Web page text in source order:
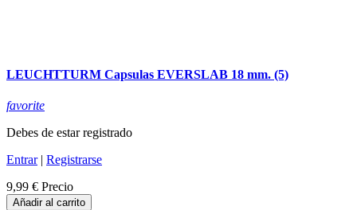
LEUCHTTURM Capsulas EVERSLAB 18 mm. (5)
favorite
Debes de estar registrado
Entrar| Registrarse
9,99 € Precio
Añadir al carrito